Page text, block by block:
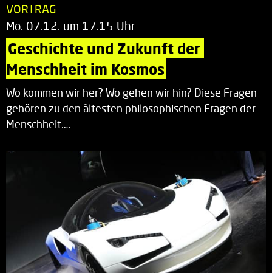
VORTRAG
Mo. 07.12. um 17.15 Uhr
Geschichte und Zukunft der
Menschheit im Kosmos
Wo kommen wir her? Wo gehen wir hin? Diese Fragen
gehören zu den ältesten philosophischen Fragen der
Menschheit.…